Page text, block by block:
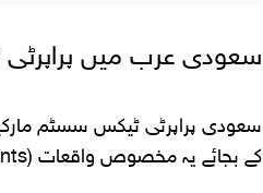
سعودی عرب میں
سعودی پراپرٹی ٹیکس سسٹم
کے بجائے یہ مخصوص واقعات (events) اور درجہ بندیوں (classifications) پر انحصار کرتا ہے۔